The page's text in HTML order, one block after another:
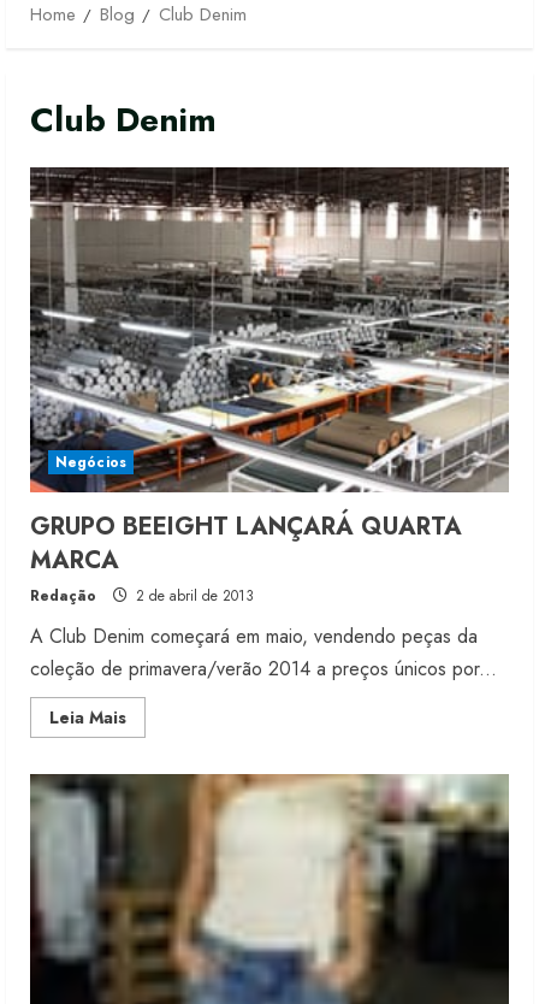
Home
Blog Club Denim
Club Denim
Negócios
GRUPO BEEIGHT LANÇARÁ QUARTA
MARCA
Redação 2 de abril de 2013
A Club Denim começará em maio, vendendo peças da
coleção de primavera/verão 2014 a preços únicos por...
Leia MaisRead
more
BEEIGHT
LANÇARÁ